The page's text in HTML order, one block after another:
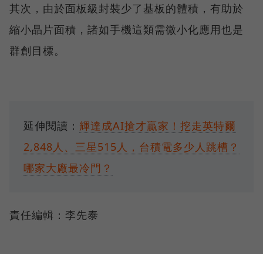
其次，由於面板級封裝少了基板的體積，有助於
縮小晶片面積，諸如手機這類需微小化應用也是
群創目標。
延伸閱讀： 輝達成AI搶才贏家！挖走英特爾
2,848人、三星515人，台積電多少人跳槽？
哪家大廠最冷門？
責任編輯：李先泰